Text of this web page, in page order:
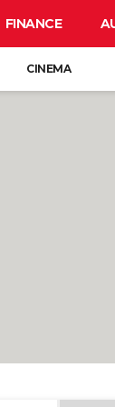
FINANCE
CINEMA